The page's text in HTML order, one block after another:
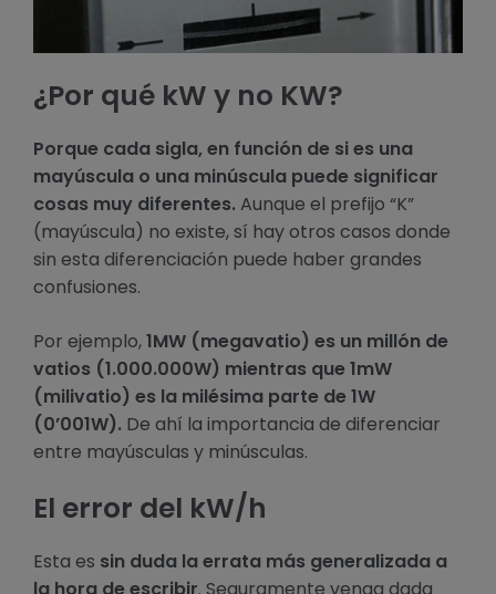
¿Por qué kW y no KW?
Porque cada sigla, en función de si es una
mayúscula o una minúscula puede significar
cosas muy diferentes. Aunque el prefijo “K”
(mayúscula) no existe, sí hay otros casos donde
sin esta diferenciación puede haber grandes
confusiones.
Por ejemplo,1MW (megavatio) es un millón de
vatios (1.000.000W) mientras que 1mW
(milivatio) es la milésima parte de 1W
(0’001W). De ahí la importancia de diferenciar
entre mayúsculas y minúsculas.
El error del kW/h
Esta es sin duda la errata más generalizada a